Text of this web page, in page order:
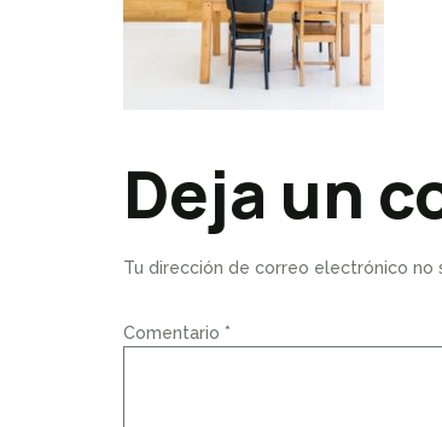
Deja un
Tu dirección de correo electrónico no
Comentario *